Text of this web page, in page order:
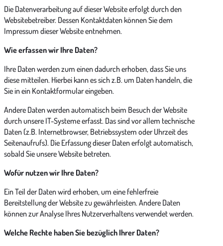
Die Datenverarbeitung auf dieser Website erfolgt durch den
Websitebetreiber. Dessen Kontaktdaten können Sie dem
Impressum dieser Website entnehmen.
Wie erfassen wir Ihre Daten?
Ihre Daten werden zum einen dadurch erhoben, dass Sie uns
diese mitteilen. Hierbei kann es sich z.B. um Daten handeln, die
Sie in ein Kontaktformular eingeben.
Andere Daten werden automatisch beim Besuch der Website
durch unsere IT-Systeme erfasst. Das sind vor allem technische
Daten (z.B. Internetbrowser, Betriebssystem oder Uhrzeit des
Seitenaufrufs). Die Erfassung dieser Daten erfolgt automatisch,
sobald Sie unsere Website betreten.
Wofür nutzen wir Ihre Daten?
Ein Teil der Daten wird erhoben, um eine fehlerfreie
Bereitstellung der Website zu gewährleisten. Andere Daten
können zur Analyse Ihres Nutzerverhaltens verwendet werden.
Welche Rechte haben Sie bezüglich Ihrer Daten?